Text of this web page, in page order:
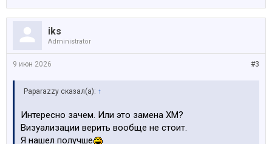
iks
Administrator
#3
9 июн 2026
Paparazzy сказал(а): ↑
Интересно зачем. Или это замена ХМ?
Визуализации верить вообще не стоит.
Я нашел получше